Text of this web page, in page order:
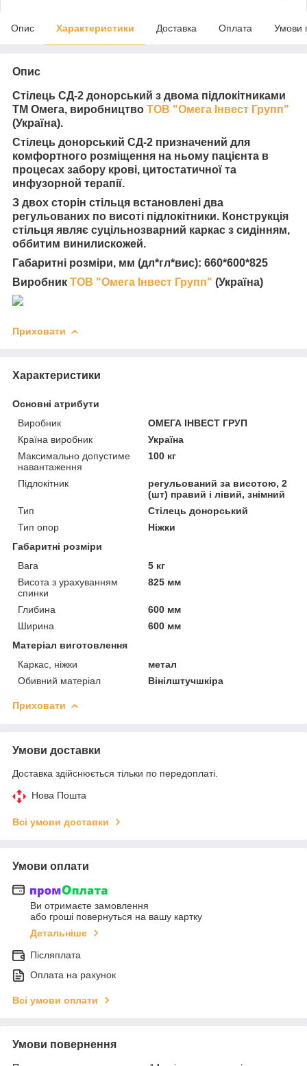
Опис Характеристики Доставка Оплата Умови
Опис
Стілець СД-2 донорський з двома підлокітниками
ТМ Омега, виробництво ТОВ "Омега Інвест Групп"
(Україна).
Стілець донорський СД-2 призначений для
комфортного розміщення на ньому пацієнта в
процесах забору крові, цитостатичної та
инфузорной терапії.
З двох сторін стільця встановлені два
регульованих по висоті підлокітники. Конструкція
стільця являє суцільнозварний каркас з сидінням,
оббитим винилискожей.
Габаритні розміри, мм (дл*гл*вис): 660*600*825
Виробник ТОВ "Омега Інвест Групп" (Україна)
Приховати
Характеристики
Основні атрибути
Виробник
ОМЕГА ІНВЕСТ ГРУП
Країна виробник
Україна
Максимально допустиме
навантаження
100 кг
Підлокітник
регульований за висотою, 2
(шт) правий і лівий, знімний
Тип
Стілець донорський
Тип опор
Ніжки
Габаритні розміри
Вага
5 кг
Висота з урахуванням
спинки
825 мм
Глибина
600 мм
Ширина
600 мм
Матеріал виготовлення
Каркас, ніжки
метал
Обивний матеріал
Вінілштучшкіра
Приховати
Умови доставки
Доставка здійснюється тільки по передоплаті.
Нова Пошта
Всі умови доставки
Умови оплати
Ви отримаєте замовлення
або гроші повернуться на вашу картку
Детальніше
Післяплата
Оплата на рахунок
Всі умови оплати
Умови повернення